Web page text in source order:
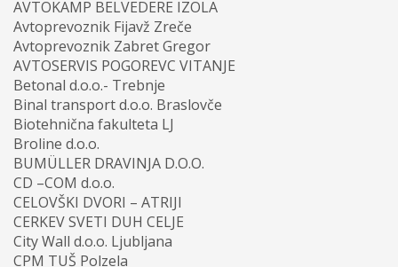
AVTOKAMP BELVEDERE IZOLA
Avtoprevoznik Fijavž Zreče
Avtoprevoznik Zabret Gregor
AVTOSERVIS POGOREVC VITANJE
Betonal d.o.o.- Trebnje
Binal transport d.o.o. Braslovče
Biotehnična fakulteta LJ
Broline d.o.o.
BUMÜLLER DRAVINJA D.O.O.
CD –COM d.o.o.
CELOVŠKI DVORI – ATRIJI
CERKEV SVETI DUH CELJE
City Wall d.o.o. Ljubljana
CPM TUŠ Polzela